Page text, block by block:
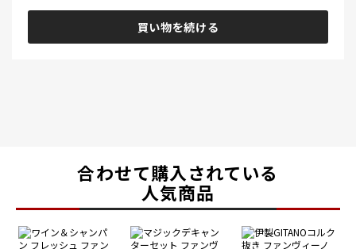
買い物を続ける
合わせて購入されている
人気商品